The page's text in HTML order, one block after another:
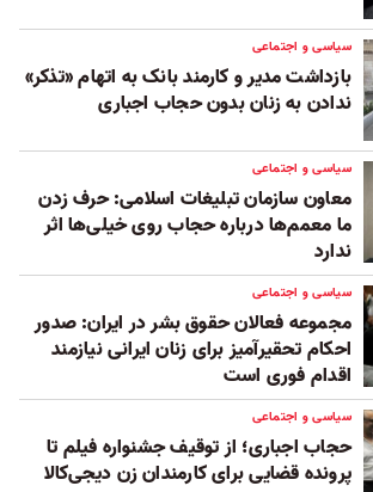
سیاسی و اجتماعی
بازداشت مدیر و کارمند بانک به اتهام «تذکر»
ندادن به زنان بدون حجاب اجباری
سیاسی و اجتماعی
معاون سازمان تبلیغات اسلامی: حرف زدن
ما معمم‌ها درباره حجاب روی خیلی‌ها اثر
ندارد
سیاسی و اجتماعی
مجموعه فعالان حقوق بشر در ایران: صدور
احکام تحقیرآمیز برای زنان ایرانی نیازمند
اقدام فوری است
سیاسی و اجتماعی
حجاب اجباری؛ از توقیف جشنواره فیلم تا
پرونده قضایی برای کارمندان زن دیجی‌کالا